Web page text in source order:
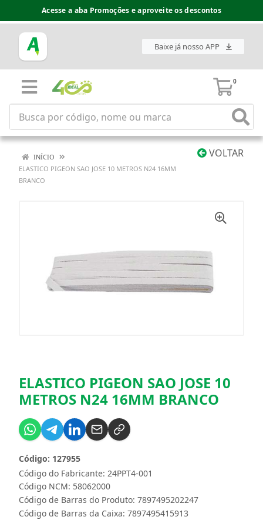
Acesse a aba Promoções e aproveite os descontos
Baixe já nosso APP
0
VOLTAR
INÍCIO
ELASTICO PIGEON SAO JOSE 10 METROS N24 16MM
BRANCO
ELASTICO PIGEON SAO JOSE 10
METROS N24 16MM BRANCO
Código do Fabricante: 24PPT4-001
Código: 127955
Código NCM: 58062000
Código de Barras do Produto: 7897495202247
Código de Barras da Caixa: 7897495415913